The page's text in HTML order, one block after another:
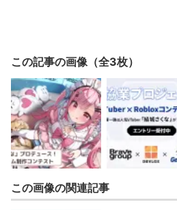
この記事の画像（全3枚）
この画像の関連記事